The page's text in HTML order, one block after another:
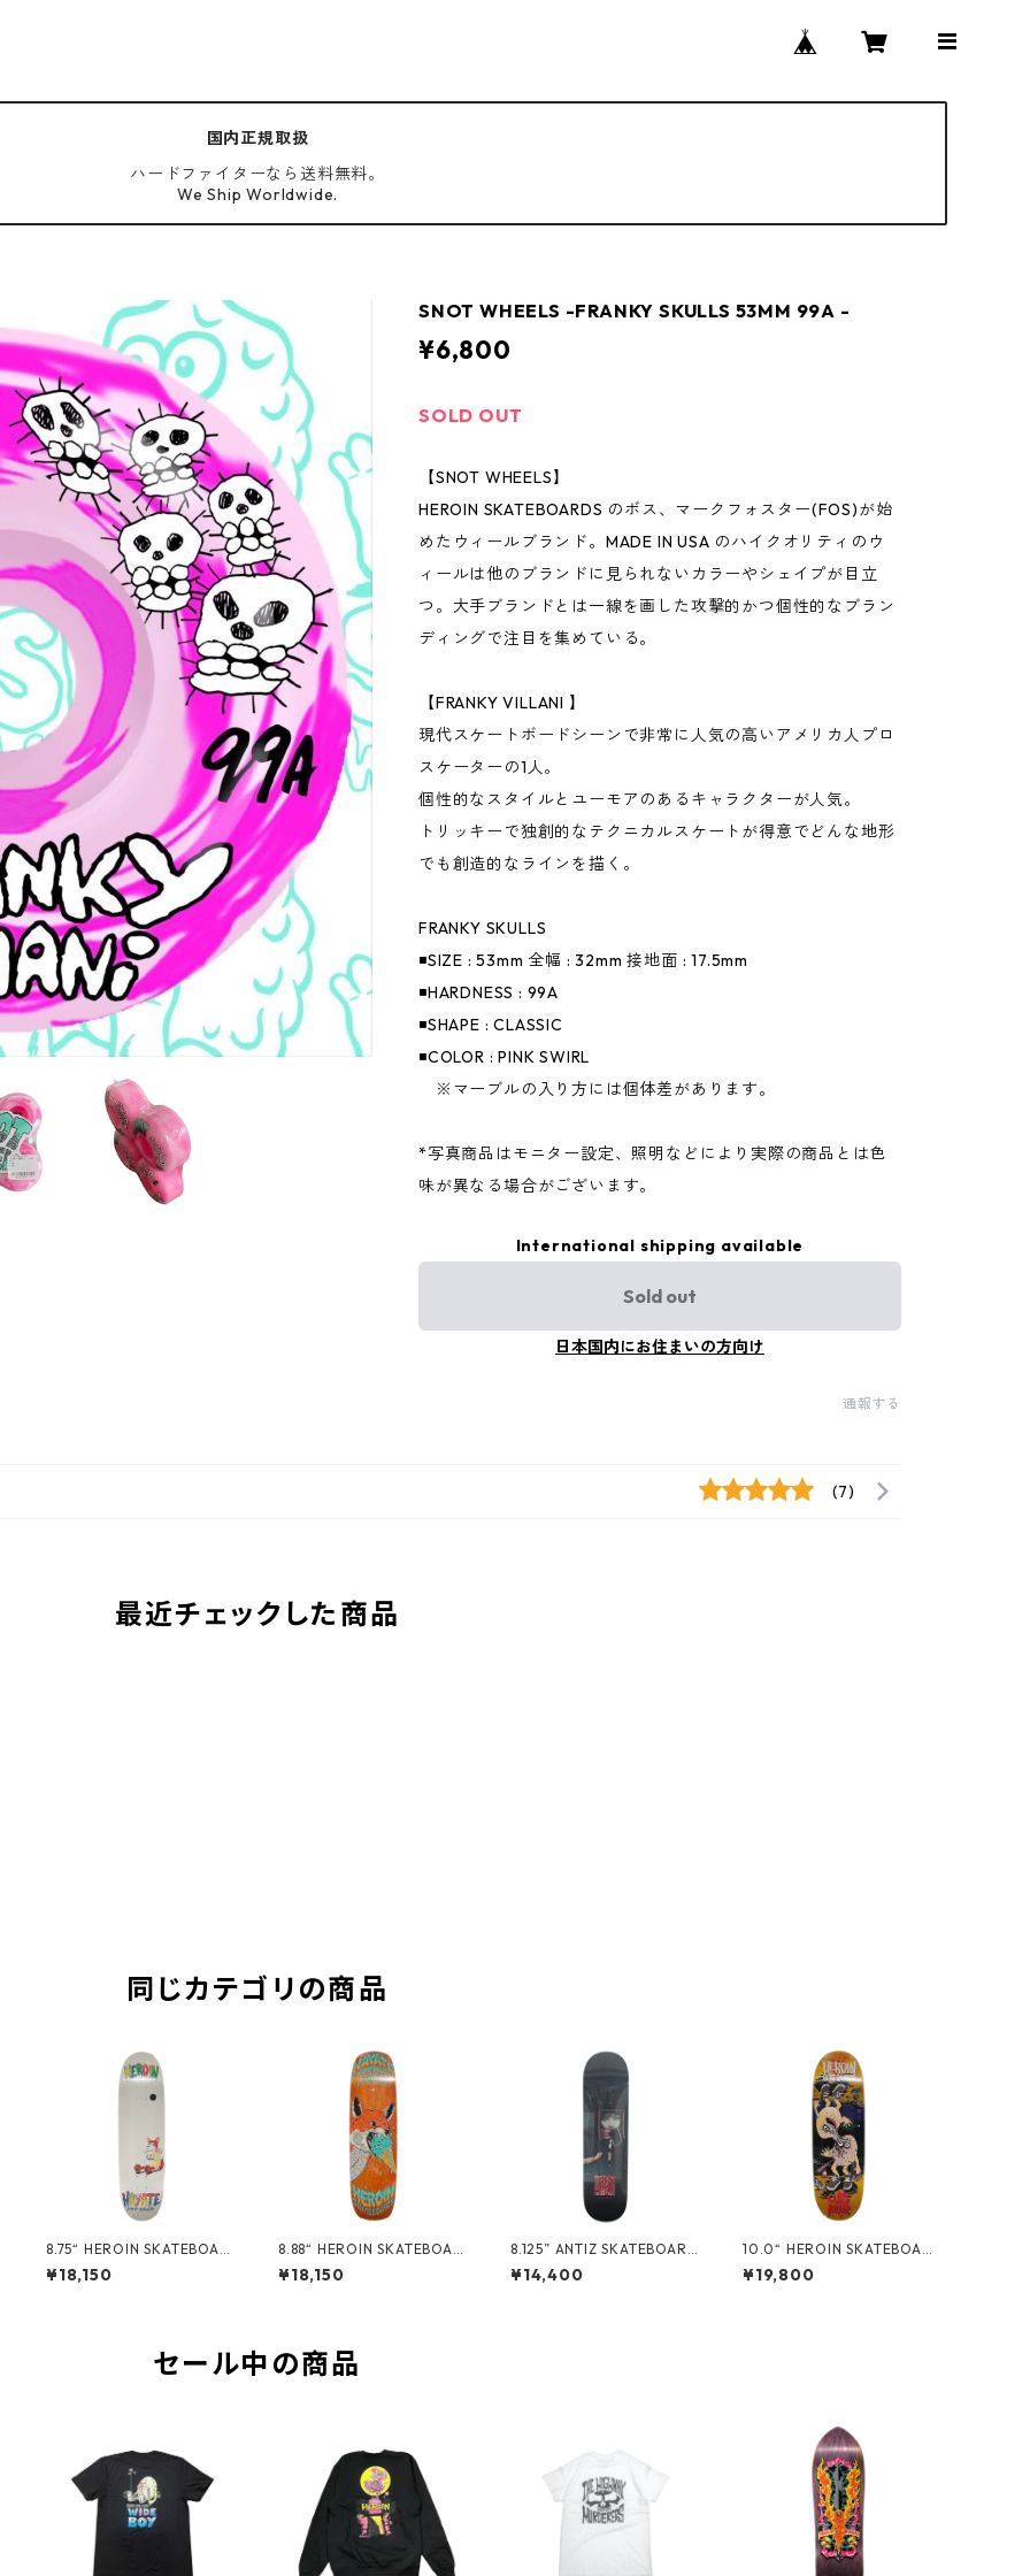
国内正規取扱
ハードファイターなら送料無料。
We Ship Worldwide.
SNOT WHEELS -FRANKY SKULLS 53MM 99A -
¥6,800
SOLD OUT
【SNOT WHEELS】
HEROIN SKATEBOARDS のボス、マークフォスター(FOS)が始
めたウィールブランド。MADE IN USA のハイクオリティのウ
ィールは他のブランドに見られないカラーやシェイプが目立
つ。大手ブランドとは一線を画した攻撃的かつ個性的なブラン
ディングで注目を集めている。
【FRANKY VILLANI 】
現代スケートボードシーンで非常に人気の高いアメリカ人プロ
スケーターの1人。
個性的なスタイルとユーモアのあるキャラクターが人気。
トリッキーで独創的なテクニカルスケートが得意でどんな地形
でも創造的なラインを描く。
FRANKY SKULLS
◾️SIZE : 53mm 全幅 : 32mm 接地面 : 17.5mm
◾️HARDNESS : 99A
◾️SHAPE : CLASSIC
◾️COLOR : PINK SWIRL
※マーブルの入り方には個体差があります。
*写真商品はモニター設定、照明などにより実際の商品とは色
味が異なる場合がございます。
International shipping available
Sold out
日本国内にお住まいの方向け
通報する
(7)
最近チェックした商品
同じカテゴリの商品
8.75“ HEROIN SKATEBOAR
DS - HAYATE FOX EGG -
¥18,150
8.88“ HEROIN SKATEBOAR
DS - HAYATE FOX SHOVEL
-
¥18,150
8.125” ANTIZ SKATEBOARD
S - BJARNE TJOETTA “PRO
MODEL” -
¥14,400
10.0“ HEROIN SKATEBOAR
DS - CURB KILLER 9 MERG
ED -
¥19,800
セール中の商品